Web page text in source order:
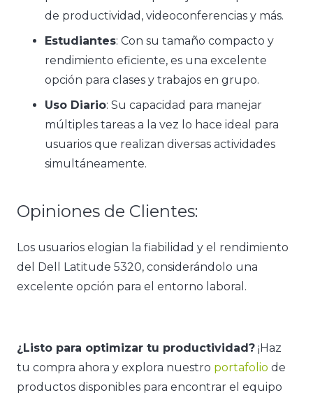
de productividad, videoconferencias y más.
Estudiantes: Con su tamaño compacto y
rendimiento eficiente, es una excelente
opción para clases y trabajos en grupo.
Uso Diario: Su capacidad para manejar
múltiples tareas a la vez lo hace ideal para
usuarios que realizan diversas actividades
simultáneamente.
Opiniones de Clientes:
Los usuarios elogian la fiabilidad y el rendimiento
del Dell Latitude 5320, considerándolo una
excelente opción para el entorno laboral.
¿Listo para optimizar tu productividad? ¡Haz
tu compra ahora y explora nuestro portafolio de
productos disponibles para encontrar el equipo